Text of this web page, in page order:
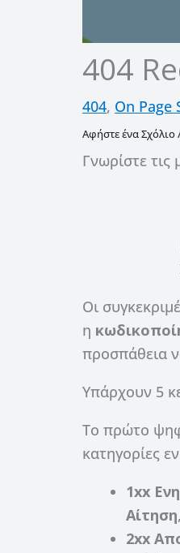
404
404, On Page
Αφήστε ένα Σχόλιο
Γνωρίστε
Οι
η
προσπάθεια
Υπάρχουν 5
Το πρώτο
κατηγορίες
1xx
Αίτηση
2xx